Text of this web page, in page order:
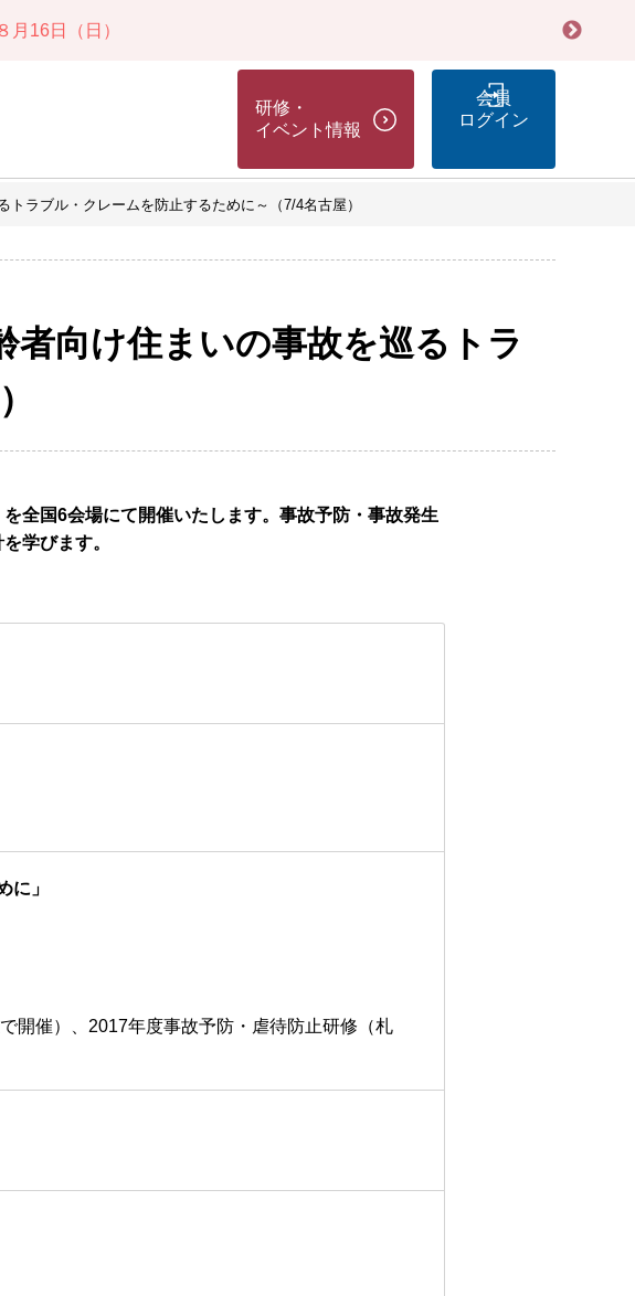
月16日（日）
研修・
イベント情報
会員
ログイン
ラブル・クレームを防止するために～（7/4名古屋）
向け住まいの事故を巡るトラ
全国6会場にて開催いたします。事故予防・事故発生
学びます。
に」
開催）、2017年度事故予防・虐待防止研修（札